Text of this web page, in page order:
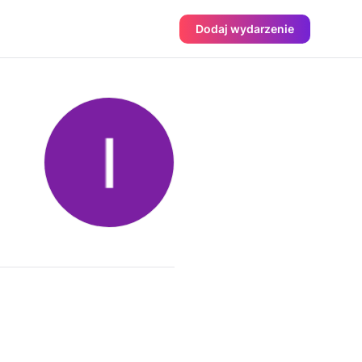
Dodaj wydarzenie